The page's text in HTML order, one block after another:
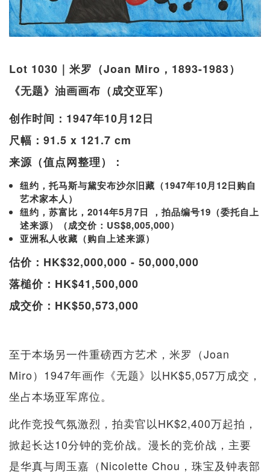
Lot 1030｜米罗（Joan Miro，1893-1983）
《无题》油画画布（成交亚军）
创作时间：1947年10月12日
尺幅：91.5 x 121.7 cm
来源（值点网整理）：
纽约，托马斯与黛安布沙尔旧藏（1947年10月12日购自
艺术家本人）
纽约，苏富比，2014年5月7日 ，拍品编号19（委托自上
述来源）（成交价：US$8,005,000）
亚洲私人收藏（购自上述来源）
估价：HK$32,000,000 - 50,000,000
落槌价：HK$41,500,000
成交价：HK$50,573,000
至于本场另一件重磅西方艺术，米罗（Joan
Miro）1947年画作《无题》以HK$5,057万成交，
坐占本场亚军席位。
此作竞投气氛激烈，拍卖官以HK$2,400万起拍，
掀起长达10分钟的竞价战。漫长的竞价战，主要
是华真与周玉嘉（Nicolette Chou，珠宝及钟表部